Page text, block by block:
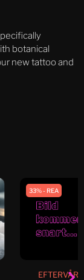
botanical
new tattoo and
33% - REA
EFTERVÅRD